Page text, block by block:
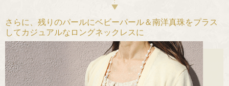
さらに、残りのパールにベビーパール＆南洋真珠をプラス
してカジュアルなロングネックレスに